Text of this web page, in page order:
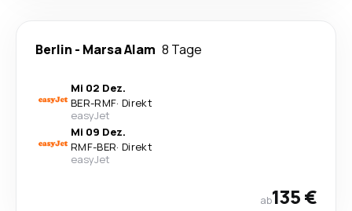
Berlin - Marsa Alam 8 Tage
Mi 02 Dez.
BER-RMF· Direkt
easyJet
Mi 09 Dez.
RMF-BER· Direkt
easyJet
ab135 €